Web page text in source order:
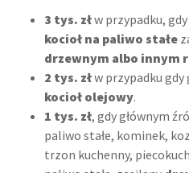
3 tys. złw przypadku,
kocioł na paliwo stałe
drzewnym albo innym
2 tys. złw przypadku gdy
kocioł olejowy.
1 tys. zł, gdy głównym
paliwo stałe, kominek,
trzon kuchenny,